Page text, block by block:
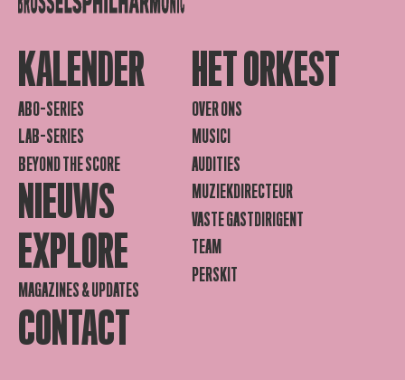
KALENDER
ABO-SERIES
LAB-SERIES
BEYOND THE SCORE
NIEUWS
EXPLORE
MAGAZINES & UPDATES
CONTACT
HET ORKEST
OVER ONS
MUSICI
AUDITIES
MUZIEKDIRECTEUR
VASTE GASTDIRIGENT
TEAM
PERSKIT